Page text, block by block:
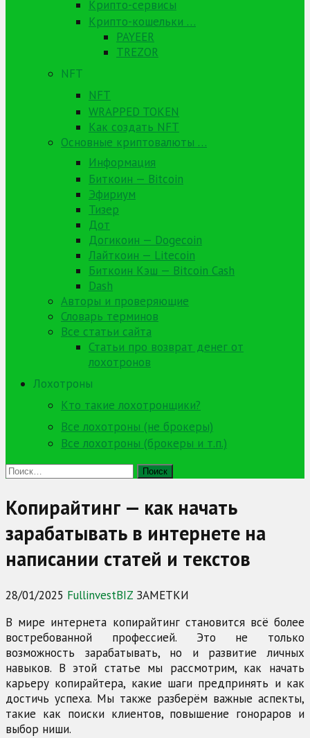
Крипто-сервисы
Крипто-кошельки …
PAYEER
TREZOR
NFT
NFT
WRAPPED TOKEN
Как создать NFT
Основные криптовалюты …
Информация
Биткоин — Bitcoin
Эфириум
Тизер
Дот
Догикоин — Dogecoin
Лайткоин — Litecoin
Биткоин Кэш — Bitcoin Cash
Dash
Авторы и проверяющие
Словарь терминов
Все статьи сайта
Статьи про возврат денег от
лохотронов
Лохотроны
Кто такие лохотронщики?
Все лохотроны (не брокеры)
Все лохотроны (брокеры и т.п.)
Найти:
Копирайтинг — как начать
зарабатывать в интернете на
написании статей и текстов
28/01/2025 FullinvestBIZ ЗАМЕТКИ
В мире интернета копирайтинг становится всё более
востребованной профессией. Это не только
возможность зарабатывать, но и развитие личных
навыков. В этой статье мы рассмотрим, как начать
карьеру копирайтера, какие шаги предпринять и как
достичь успеха. Мы также разберём важные аспекты,
такие как поиски клиентов, повышение гонораров и
выбор ниши.